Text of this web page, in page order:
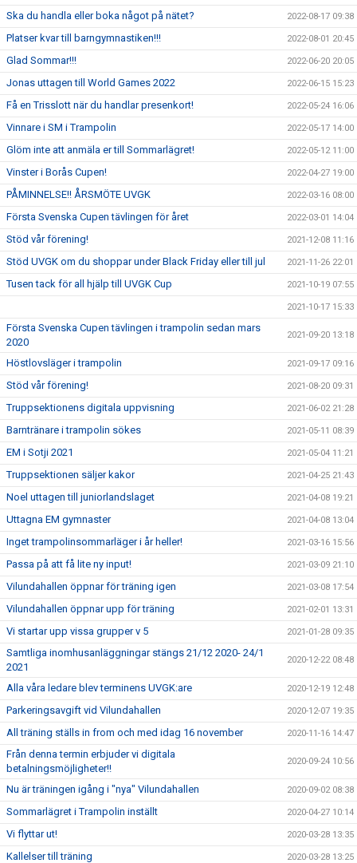
Ska du handla eller boka något på nätet? 2022-08-17 09:38
Platser kvar till barngymnastiken!!! 2022-08-01 20:45
Glad Sommar!!! 2022-06-20 20:05
Jonas uttagen till World Games 2022 2022-06-15 15:23
Få en Trisslott när du handlar presenkort! 2022-05-24 16:06
Vinnare i SM i Trampolin 2022-05-17 14:00
Glöm inte att anmäla er till Sommarlägret! 2022-05-12 11:00
Vinster i Borås Cupen! 2022-04-27 19:00
PÅMINNELSE!! ÅRSMÖTE UVGK 2022-03-16 08:00
Första Svenska Cupen tävlingen för året 2022-03-01 14:04
Stöd vår förening! 2021-12-08 11:16
Stöd UVGK om du shoppar under Black Friday eller till jul 2021-11-26 22:01
Tusen tack för all hjälp till UVGK Cup 2021-10-19 07:55
2021-10-17 15:33
Första Svenska Cupen tävlingen i trampolin sedan mars
2020
2021-09-20 13:18
Höstlovsläger i trampolin 2021-09-17 09:16
Stöd vår förening! 2021-08-20 09:31
Truppsektionens digitala uppvisning 2021-06-02 21:28
Barntränare i trampolin sökes 2021-05-11 08:39
EM i Sotji 2021 2021-05-04 11:21
Truppsektionen säljer kakor 2021-04-25 21:43
Noel uttagen till juniorlandslaget 2021-04-08 19:21
Uttagna EM gymnaster 2021-04-08 13:04
Inget trampolinsommarläger i år heller! 2021-03-16 15:56
Passa på att få lite ny input! 2021-03-09 21:10
Vilundahallen öppnar för träning igen 2021-03-08 17:54
Vilundahallen öppnar upp för träning 2021-02-01 13:31
Vi startar upp vissa grupper v 5 2021-01-28 09:35
Samtliga inomhusanläggningar stängs 21/12 2020- 24/1
2021
2020-12-22 08:48
Alla våra ledare blev terminens UVGK:are 2020-12-19 12:48
Parkeringsavgift vid Vilundahallen 2020-12-07 19:35
All träning ställs in from och med idag 16 november 2020-11-16 14:47
Från denna termin erbjuder vi digitala
betalningsmöjligheter!!
2020-09-24 10:56
Nu är träningen igång i "nya" Vilundahallen 2020-09-02 08:38
Sommarlägret i Trampolin inställt 2020-04-27 10:14
Vi flyttar ut! 2020-03-28 13:35
Kallelser till träning 2020-03-28 13:25